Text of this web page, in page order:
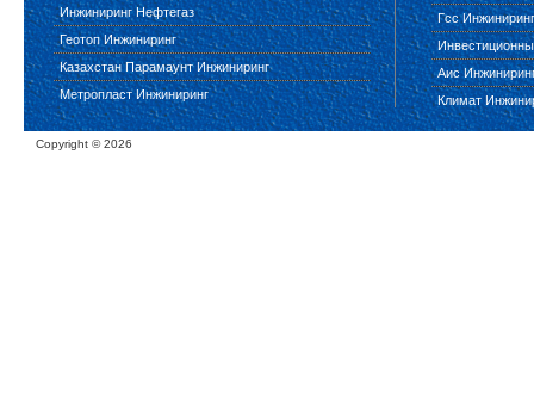
Инжиниринг Нефтегаз
Геотоп Инжиниринг
Казахстан Парамаунт Инжиниринг
Метропласт Инжиниринг
Гсс Инжиниринг
Аис
Климат
Copyright ©2026